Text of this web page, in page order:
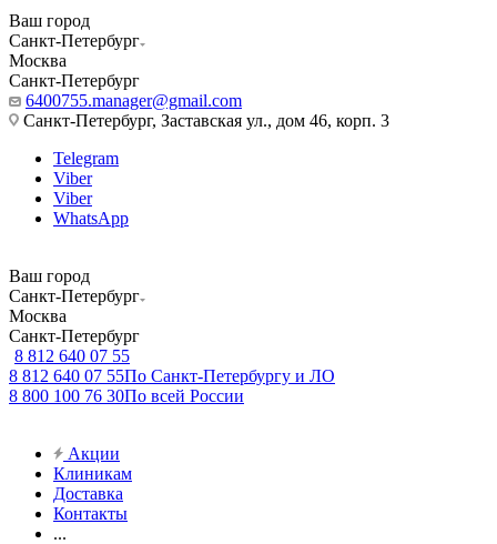
Ваш город
Санкт-Петербург
Москва
Санкт-Петербург
6400755.manager@gmail.com
Санкт-Петербург, Заставская ул., дом 46, корп. 3
Telegram
Viber
Viber
WhatsApp
Ваш город
Санкт-Петербург
Москва
Санкт-Петербург
8 812 640 07 55
8 812 640 07 55По Санкт-Петербургу и ЛО
8 800 100 76 30По всей России
Акции
Клиникам
Доставка
Контакты
...